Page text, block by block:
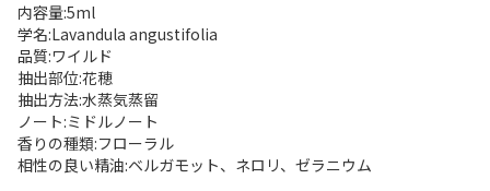
内容量:5ml
学名:Lavandula angustifolia
品質:ワイルド
抽出部位:花穂
抽出方法:水蒸気蒸留
ノート:ミドルノート
香りの種類:フローラル
相性の良い精油:ベルガモット、ネロリ、ゼラニウム